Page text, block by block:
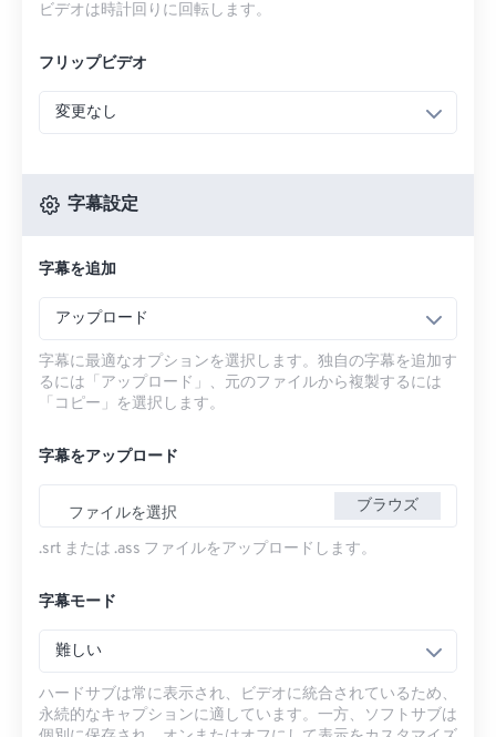
ビデオは時計回りに回転します。
フリップビデオ
変更なし
字幕設定
字幕を追加
アップロード
字幕に最適なオプションを選択します。独自の字幕を追加す
るには「アップロード」、元のファイルから複製するには
「コピー」を選択します。
字幕をアップロード
ファイルを選択 ブラウズ
.srt または .ass ファイルをアップロードします。
字幕モード
難しい
ハードサブは常に表示され、ビデオに統合されているため、
永続的なキャプションに適しています。一方、ソフトサブは